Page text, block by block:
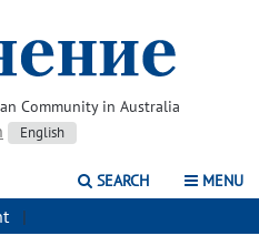
Community in Australia
English
SEARCH MENU
|